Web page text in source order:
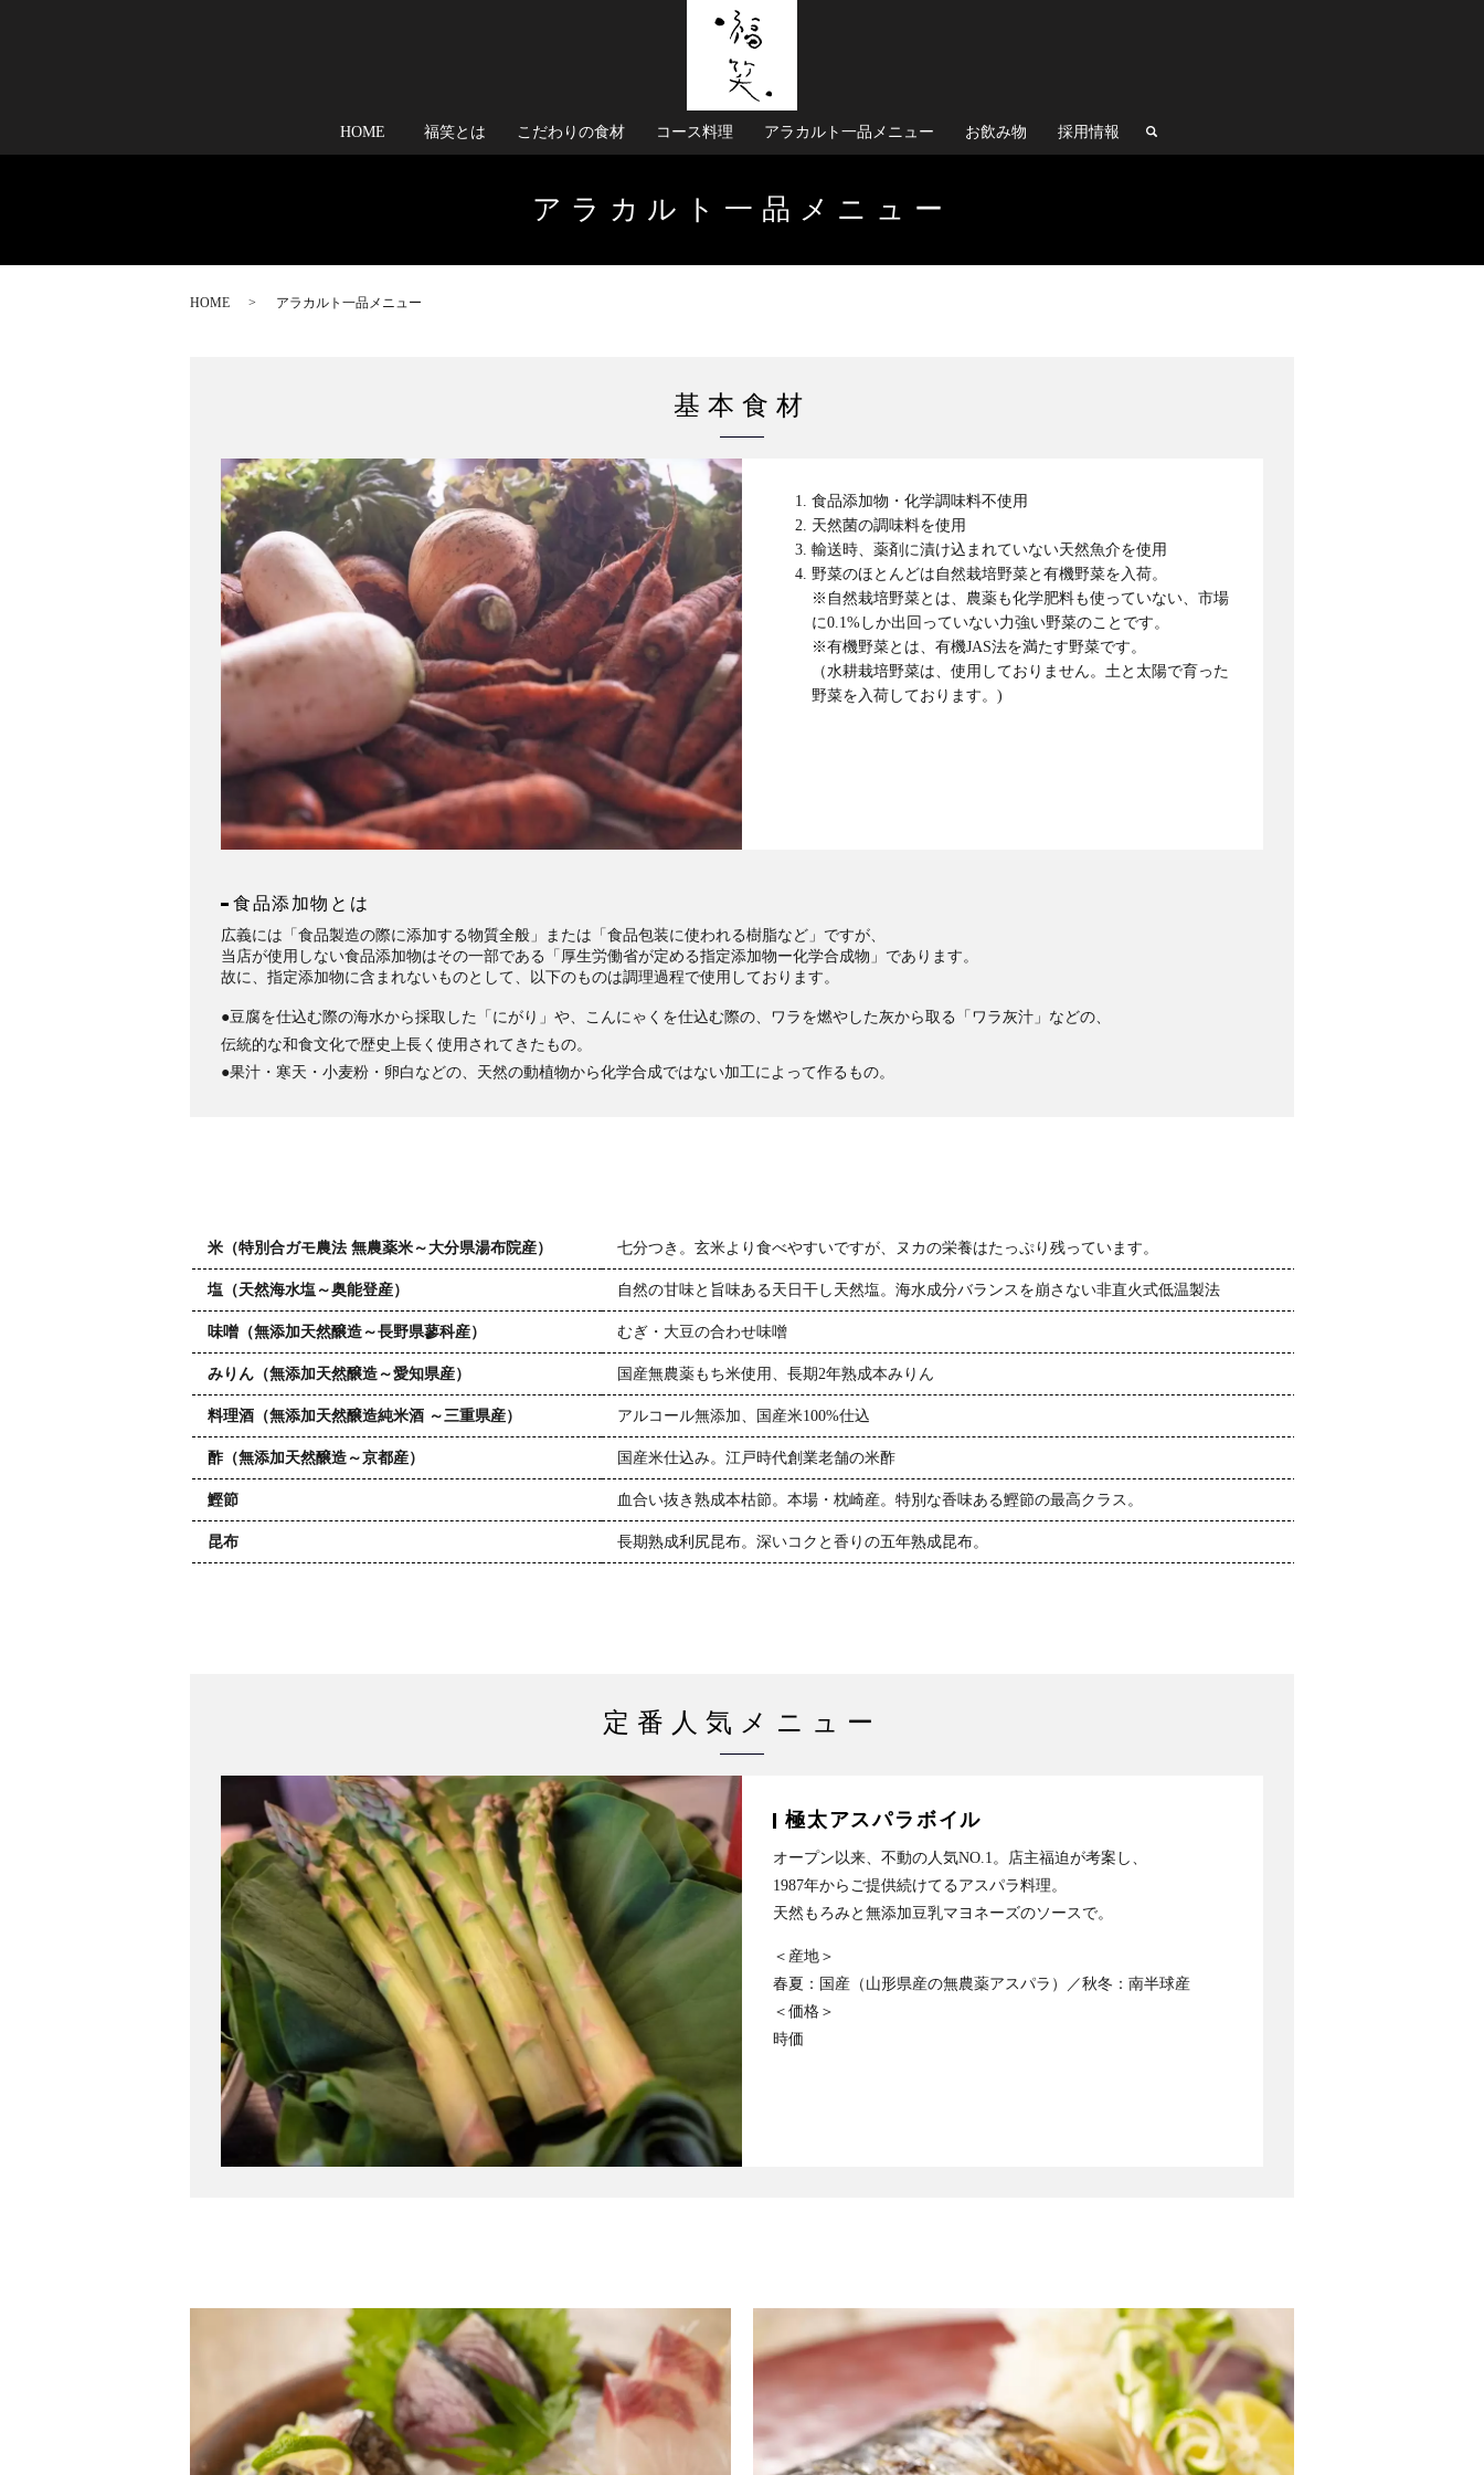
HOME 福笑とは こだわりの食材 コース料理 アラカルト一品メニュー お飲み物 採用情報
アラカルト一品メニュー
HOME アラカルト一品メニュー
基本食材
食品添加物・化学調味料不使用
天然菌の調味料を使用
輸送時、薬剤に漬け込まれていない天然魚介を使用
野菜のほとんどは自然栽培野菜と有機野菜を入荷。
※自然栽培野菜とは、農薬も化学肥料も使っていない、市場
に0.1%しか出回っていない力強い野菜のことです。
※有機野菜とは、有機JAS法を満たす野菜です。
（水耕栽培野菜は、使用しておりません。土と太陽で育った
野菜を入荷しております。)
食品添加物とは
広義には「食品製造の際に添加する物質全般」または「食品包装に使われる樹脂など」ですが、
当店が使用しない食品添加物はその一部である「厚生労働省が定める指定添加物ー化学合成物」であります。
故に、指定添加物に含まれないものとして、
以下のものは調理過程で使用しております。
●豆腐を仕込む際の海水から採取した「にがり」や、こんにゃくを仕込む際の、ワラを燃やした灰から取る「ワラ灰汁」などの、
伝統的な和食文化で歴史上長く使用されてきたもの。
●果汁・寒天・小麦粉・卵白などの、天然の動植物から化学合成ではない加工によって作るもの。
米（特別合ガモ農法 無農薬米～大分県湯布院産） 七分つき。玄米より食べやすいですが、ヌカの栄養はたっぷり残っています。
塩（天然海水塩～奥能登産） 自然の甘味と旨味ある天日干し天然塩。海水成分バランスを崩さない非直火式低温製法
味噌（無添加天然醸造～長野県蓼科産） むぎ・大豆の合わせ味噌
みりん（無添加天然醸造～愛知県産） 国産無農薬もち米使用、長期2年熟成本みりん
料理酒（無添加天然醸造純米酒 ～三重県産） アルコール無添加、国産米100%仕込
酢（無添加天然醸造～京都産） 国産米仕込み。江戸時代創業老舗の米酢
鰹節 血合い抜き熟成本枯節。本場・枕崎産。特別な香味ある鰹節の最高クラス。
昆布 長期熟成利尻昆布。深いコクと香りの五年熟成昆布。
定番人気メニュー
極太アスパラボイル
オープン以来、不動の人気NO.1。店主福迫が考案し、
1987年からご提供続けてるアスパラ料理。
天然もろみと無添加豆乳マヨネーズのソースで。
＜産地＞
春夏：国産（山形県産の無農薬アスパラ）／秋冬：南半球産
＜価格＞
時価